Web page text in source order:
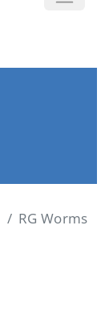
RG Worms